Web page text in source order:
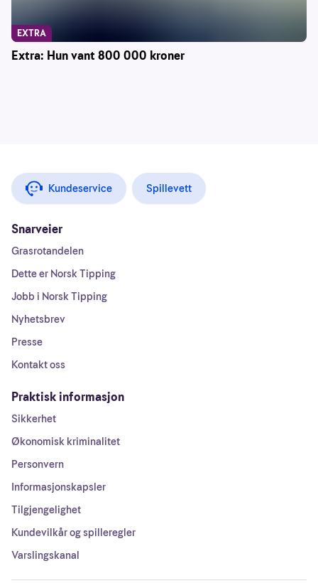
Extra: Hun vant 800 000 kroner
EXTRA
Kundeservice Spillevett
Snarveier
Grasrotandelen
Dette er Norsk Tipping
Jobb i Norsk Tipping
Nyhetsbrev
Presse
Kontakt oss
Praktisk informasjon
Sikkerhet
Økonomisk kriminalitet
Personvern
Informasjonskapsler
Tilgjengelighet
Kundevilkår og spilleregler
Varslingskanal